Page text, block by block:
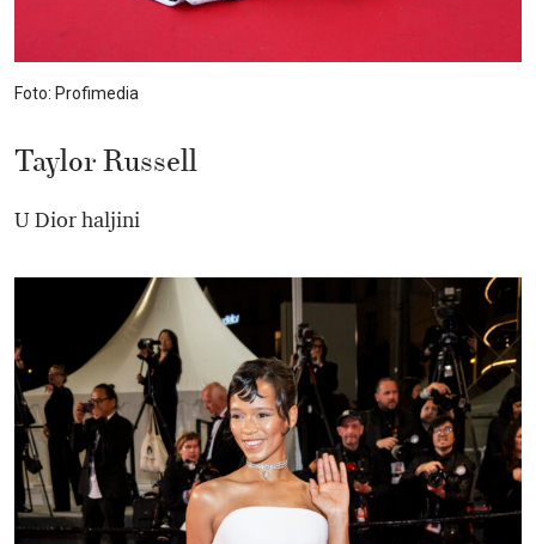
Foto: Profimedia
Taylor Russell
U Dior haljini